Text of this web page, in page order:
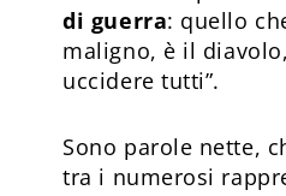
di guerra: quello
maligno, è il
uccidere tutti”.
Sono parole nette,
tra i numerosi